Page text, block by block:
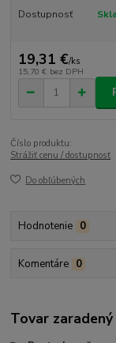
Dostupnosť
19,31 €/ks
15,70 € bez DPH
Číslo produktu:
Strážiť cenu / dostupnosť
Do obľúbených
Hodnotenie 0
Komentáre 0
Tovar